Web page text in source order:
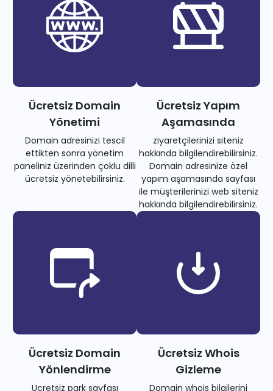
Ücretsiz Domain
Yönetimi
Domain adresinizi tescil
ettikten sonra yönetim
paneliniz üzerinden çoklu dilli
ücretsiz yönetebilirsiniz.
Ücretsiz Yapım
Aşamasında
ziyaretçilerinizi siteniz
hakkında bilgilendirebilirsiniz.
Domain adresinize özel
yapım aşamasında sayfası
ile müşterilerinizi web siteniz
hakkında bilgilendirebilirsiniz.
Ücretsiz Domain
Yönlendirme
Ücretsiz park sayfası
Ücretsiz Whois
Gizleme
Domain whois bilgilerini